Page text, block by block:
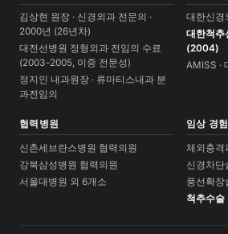
김상현 원장 · 신경외과 전문의 ·
2000년 (26년차)
대전선병원 정형외과 전임의 수료
(2003-2005, 이중 전문성)
정지인 내과원장 · 류마티스내과 분
과전임의
대한신경
대한척추
(2004)
AMISS ·
협력병원
신촌세브란스병원 협력의원
강북삼성병원 협력의원
서울대병원 외 6개소
임상 경
체외충격
신경차단
풍선확장
척추수술